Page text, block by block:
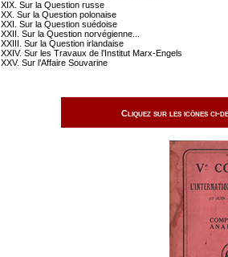
XIX. Sur la Question russe
XX. Sur la Question polonaise
XXI. Sur la Question suédoise
XXII. Sur la Question norvégienne...
XXIII. Sur la Question irlandaise
XXIV. Sur les Travaux de l’Institut Marx-Engels
XXV. Sur l’Affaire Souvarine
Cliquez sur les icônes ci-